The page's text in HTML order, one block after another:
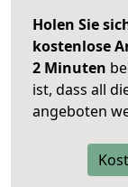
Holen Sie
kostenlose
2 Minuten
ist, dass all
angeboten